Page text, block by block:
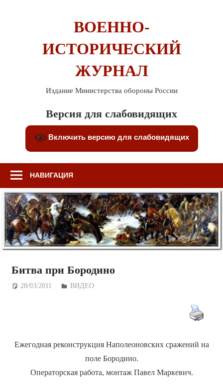
ВОЕННО-
ИСТОРИЧЕСКИЙ
ЖУРНАЛ
Издание Министерства обороны России
Версия для слабовидящих
Включить версию для слабовидящих
НАВИГАЦИЯ
Битва при Бородино
28/03/2011 Дежурный по Редакции
ВИДЕО
Ежегодная реконструкция Наполеоновских сражений на
поле Бородино.
Операторская работа, монтаж Павел Маркевич.